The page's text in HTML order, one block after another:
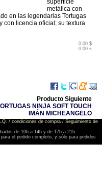
superficie
metálica con
en las legendarias Tortugas
con licencia oficial; su textura
0.00 $
0.00 £
Producto Siguiente
NINJA SOFT TOUCH
IMÁN MICHEANGELO
/ condiciones de compra/ Seguimiento de
de 10h a 14h y de 17h a 21h.
el pedido completo, y sólo para pedidos